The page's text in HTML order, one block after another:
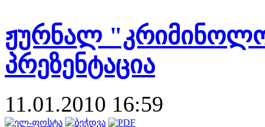
ჟურნალ
პრეზენტაცია
11.01.2010 16:59